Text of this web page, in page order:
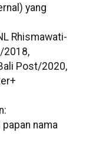
yang
Rhismawati-
2018,
Post/2020,
nama